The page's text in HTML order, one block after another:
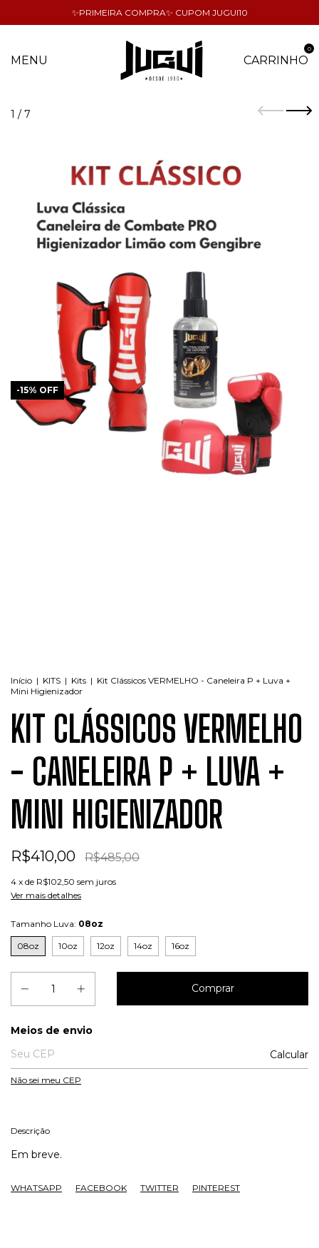
✨PRIMEIRA COMPRA✨ CUPOM JUGUI10
MENU CARRINHO
0
1 / 7
-15% OFF
Início | KITS | Kits | Kit Clássicos VERMELHO - Caneleira P + Luva +
Mini Higienizador
KIT CLÁSSICOS VERMELHO
- CANELEIRA P + LUVA +
MINI HIGIENIZADOR
R$410,00 R$485,00
4 x de R$102,50 sem juros
Ver mais detalhes
Tamanho Luva: 08oz
08oz 10oz 12oz 14oz 16oz
Entregas para o CEP:
Meios de envio
Calcular
Não sei meu CEP
Descrição
Em breve.
WHATSAPP FACEBOOK TWITTER PINTEREST